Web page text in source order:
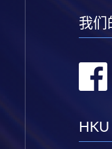
我们
HKU